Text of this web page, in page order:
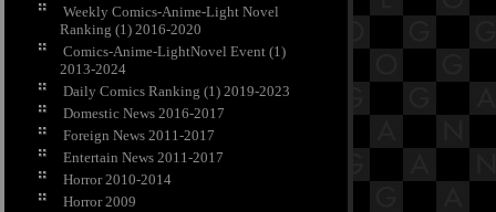
Weekly Comics-Anime-Light Novel
Ranking (1) 2016-2020
Comics-Anime-LightNovel Event (1)
2013-2024
Daily Comics Ranking (1) 2019-2023
Domestic News 2016-2017
Foreign News 2011-2017
Entertain News 2011-2017
Horror 2010-2014
Horror 2009